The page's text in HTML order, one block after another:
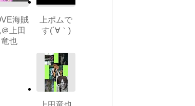
海賊
上田
竜也
上ポムで
す(´∀｀)